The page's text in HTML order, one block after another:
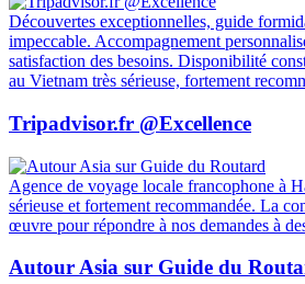
Découvertes exceptionnelles, guide
impeccable. Accompagnement
satisfaction des besoins. Disponibilité
au Vietnam très sérieuse, fortement
Tripadvisor.fr @Excellence
Agence de voyage locale francophone à
sérieuse et fortement recommandée. La
œuvre pour répondre à nos demandes à
Autour Asia sur Guide du